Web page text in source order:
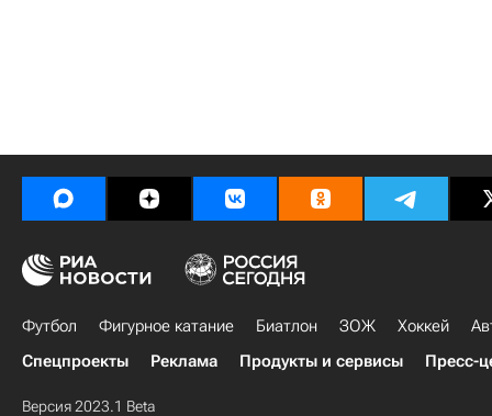
Футбол Фигурное катание Биатлон ЗОЖ Хоккей
Спецпроекты
Реклама Продукты и сервисы Пресс-
Версия 2023.1 Beta